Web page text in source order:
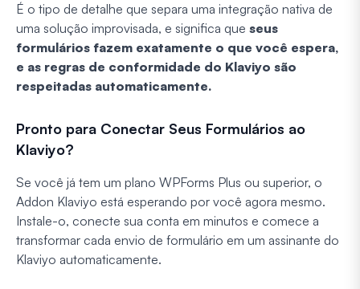
É o tipo de detalhe que separa uma integração nativa de
uma solução improvisada, e significa que seus
formulários fazem exatamente o que você espera,
e as regras de conformidade do Klaviyo são
respeitadas automaticamente.
Pronto para Conectar Seus Formulários ao
Klaviyo?
Se você já tem um plano WPForms Plus ou superior, o
Addon Klaviyo está esperando por você agora mesmo.
Instale-o, conecte sua conta em minutos e comece a
transformar cada envio de formulário em um assinante do
Klaviyo automaticamente.